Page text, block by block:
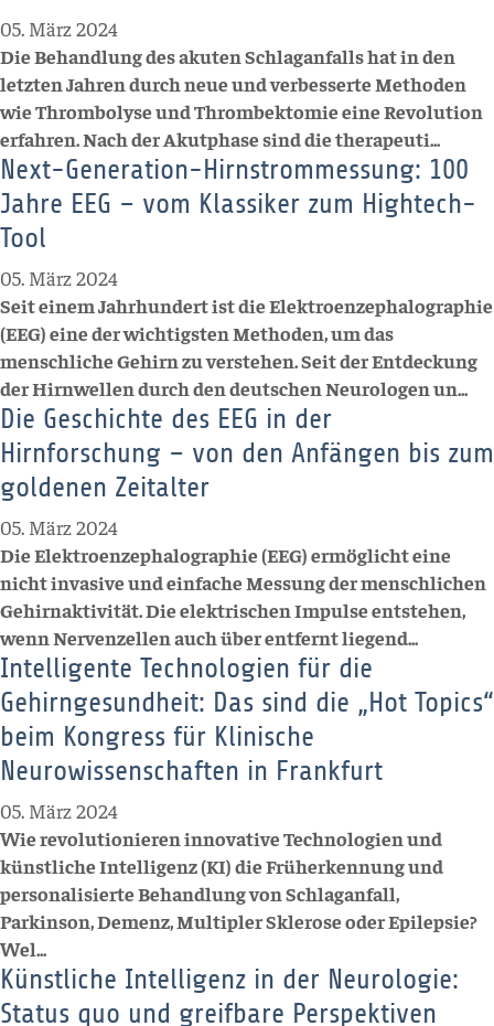
05. März 2024
Die Behandlung des akuten Schlaganfalls hat in den
letzten Jahren durch neue und verbesserte Methoden
wie Thrombolyse und Thrombektomie eine Revolution
erfahren. Nach der Akutphase sind die therapeuti...
Next-Generation-Hirnstrommessung: 100
Jahre EEG – vom Klassiker zum Hightech-
Tool
05. März 2024
Seit einem Jahrhundert ist die Elektroenzephalographie
(EEG) eine der wichtigsten Methoden, um das
menschliche Gehirn zu verstehen. Seit der Entdeckung
der Hirnwellen durch den deutschen Neurologen un...
Die Geschichte des EEG in der
Hirnforschung – von den Anfängen bis zum
goldenen Zeitalter
05. März 2024
Die Elektroenzephalographie (EEG) ermöglicht eine
nicht invasive und einfache Messung der menschlichen
Gehirnaktivität. Die elektrischen Impulse entstehen,
wenn Nervenzellen auch über entfernt liegend...
Intelligente Technologien für die
Gehirngesundheit: Das sind die „Hot Topics“
beim Kongress für Klinische
Neurowissenschaften in Frankfurt
05. März 2024
Wie revolutionieren innovative Technologien und
künstliche Intelligenz (KI) die Früherkennung und
personalisierte Behandlung von Schlaganfall,
Parkinson, Demenz, Multipler Sklerose oder Epilepsie?
Wel...
Künstliche Intelligenz in der Neurologie:
Status quo und greifbare Perspektiven